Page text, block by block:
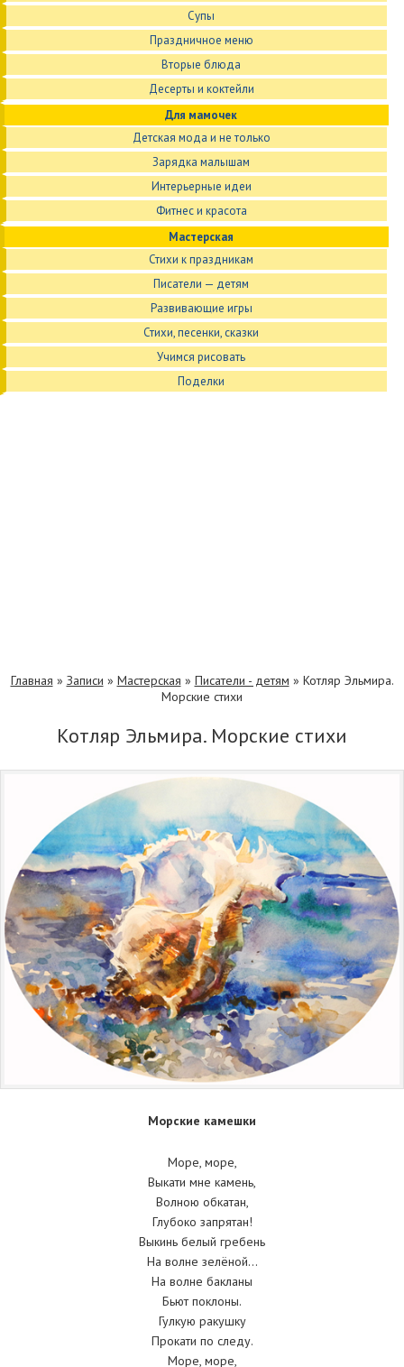
Супы
Праздничное меню
Вторые блюда
Десерты и коктейли
Для мамочек
Детская мода и не только
Зарядка малышам
Интерьерные идеи
Фитнес и красота
Мастерская
Стихи к праздникам
Писатели — детям
Развивающие игры
Стихи, песенки, сказки
Учимся рисовать
Поделки
Главная » Записи » Мастерская » Писатели - детям » Котляр Эльмира.
Морские стихи
Котляр Эльмира. Морские стихи
Морские камешки
Море, море,
Выкати мне камень,
Волною обкатан,
Глубоко запрятан!
Выкинь белый гребень
На волне зелёной…
На волне бакланы
Бьют поклоны.
Гулкую ракушку
Прокати по следу.
Море, море,